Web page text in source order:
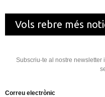
Vols rebre més
Subscriu-te al nostre newsletter
Correu electrònic